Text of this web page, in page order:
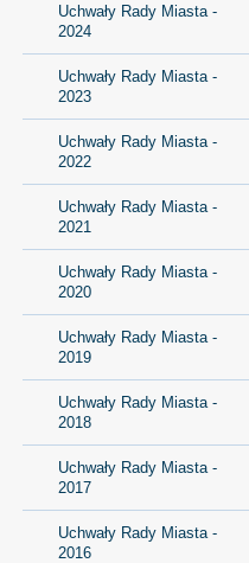
Uchwały Rady Miasta -
2024
Uchwały Rady Miasta -
2023
Uchwały Rady Miasta -
2022
Uchwały Rady Miasta -
2021
Uchwały Rady Miasta -
2020
Uchwały Rady Miasta -
2019
Uchwały Rady Miasta -
2018
Uchwały Rady Miasta -
2017
Uchwały Rady Miasta -
2016